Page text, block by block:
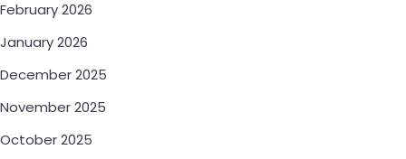
February 2026
January 2026
December 2025
November 2025
October 2025